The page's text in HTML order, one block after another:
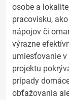
osobe a
pracovisku,
nápojov či
výrazne
umiesťovanie
projektu
prípady
obťažovania